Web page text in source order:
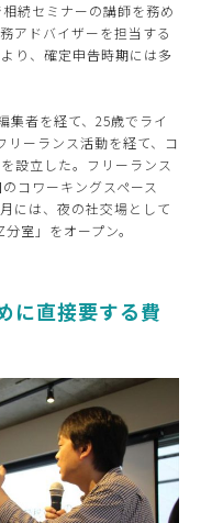
続セミナーの講師を務め
アドバイザーを担当する
り、確定申告時期には多
集者を経て、25歳でライ
リーランス活動を経て、コ
設立した。フリーランス
コワーキングスペース
には、夜の社交場として
室」をオープン。
に直接要する費